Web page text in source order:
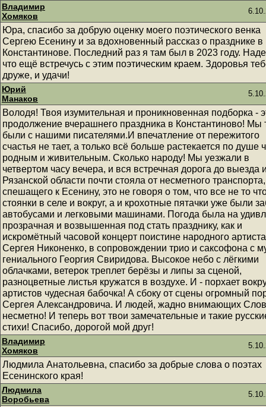
Владимир
Хомяков
Юра, спасибо за добрую оценку моего поэтического венка
Сергею Есенину и за вдохновенный рассказ о празднике в
Константинове. Последний раз я там был в 2023 году.
что ещё встречусь с этим поэтическим краем. Здоровья
друже, и удачи!
Юрий
Манаков
Володя! Твоя изумительная и проникновенная подборка -
продолжение вчерашнего праздника в Константиново! Мы
были с нашими писателями.И впечатление от пережитого
счастья не тает, а только всё больше растекается по душе
родным и живительным. Сколько народу! Мы уезжали в
четвертом часу вечера, и вся встречная дорога до выезда
Рязанской области почти стояла от несметного транспорта,
спешащего к Есенину, это не говоря о том, что все не то
стоянки в селе и вокруг, а и крохотные пятачки уже были
автобусами и легковыми машинами. Погода была на
прозрачная и возвышенная под стать празднику, как и
искромётный часовой концерт поистине народного артиста
Сергея Никоненко, в сопровождении трио и саксофона с
гениального Георгия Свиридова. Высокое небо с лёгкими
облачками, ветерок треплет берёзы и липы за сценой,
разноцветные листья кружатся в воздухе. И - порхает
артистов чудесная бабочка! А сбоку от сцены огромный
Сергея Александровича. И людей, жадно внимающих
несметно! И теперь вот твои замечательные и такие
стихи! Спасибо, дорогой мой друг!
Владимир
Хомяков
Людмила Анатольевна, спасибо за добрые слова о поэтах
Есенинского края!
Людмила
Воробьева